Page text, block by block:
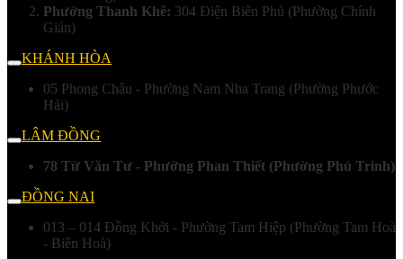
Phường Thanh Khê: 304 Điện Biên Phủ (Phường Chính
Gián)
KHÁNH HÒA
05 Phong Châu - Phường Nam Nha Trang (Phường Phước
Hải)
LÂM ĐỒNG
78 Từ Văn Tư - Phường Phan Thiết (Phường Phú Trinh)
ĐỒNG NAI
013 – 014 Đồng Khởi - Phường Tam Hiệp (Phường Tam Hoà
- Biên Hoà)